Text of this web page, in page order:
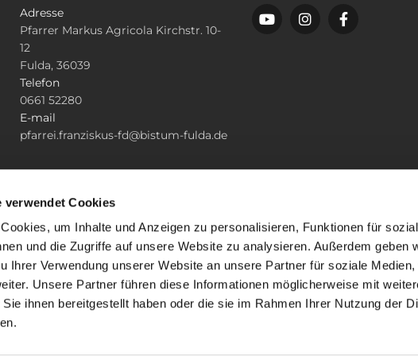
verwendet Cookies
um Inhalte und Anzeigen zu personalisieren, Funktionen für
und die Zugriffe auf unsere Website zu analysieren. Außerdem geben
Ihrer Verwendung unserer Website an unsere Partner für soziale Medien,
Unsere Partner führen diese Informationen möglicherweise mit
ihnen bereitgestellt haben oder die sie im Rahmen Ihrer Nutzung der
Adresse
Pfarrer Markus Agricola Kirchstr. 10-
12
Fulda, 36039
Telefon
0661 52280
E-mail
pfarrei.franziskus-fd@bistum-fulda.de
Impressum Datenschutzerklärung ChurchDesk-